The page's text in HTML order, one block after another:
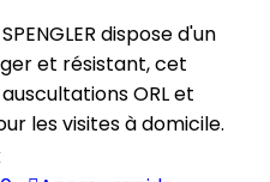
dispose d'un
et résistant, cet
ORL et
les visites à domicile.